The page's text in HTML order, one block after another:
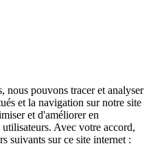
nous pouvons tracer et analyser
et la navigation sur notre site
et d'améliorer en
Avec votre accord,
suivants sur ce site internet :